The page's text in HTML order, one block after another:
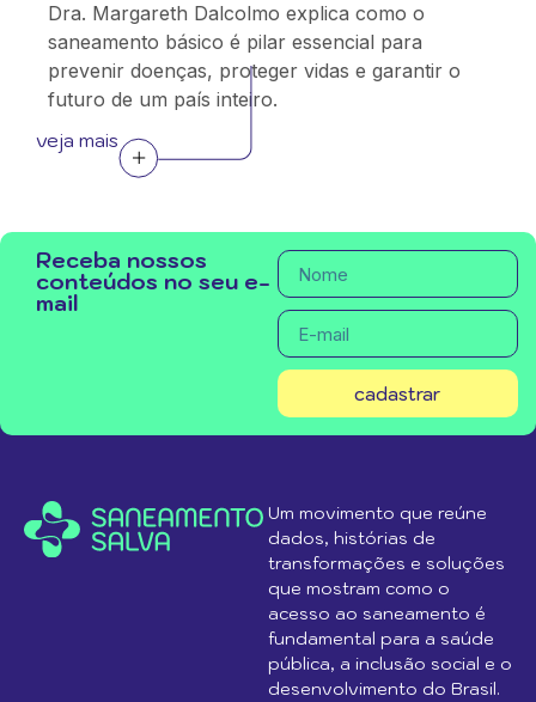
Dra. Margareth Dalcolmo explica como o
saneamento básico é pilar essencial para
prevenir doenças, proteger vidas e garantir o
futuro de um país inteiro.
veja mais
Receba nossos
conteúdos no seu e-
mail
cadastrar
Um movimento que reúne
dados, histórias de
transformações e soluções
que mostram como o
acesso ao saneamento é
fundamental para a saúde
pública, a inclusão social e o
desenvolvimento do Brasil.